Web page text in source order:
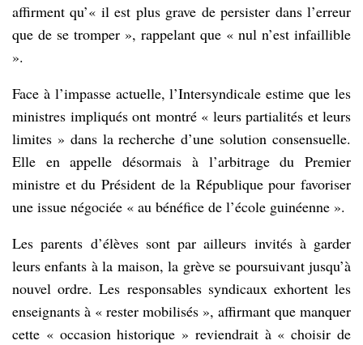
affirment qu’« il est plus grave de persister dans l’erreur
que de se tromper », rappelant que « nul n’est infaillible
».
Face à l’impasse actuelle, l’Intersyndicale estime que les
ministres impliqués ont montré « leurs partialités et leurs
limites » dans la recherche d’une solution consensuelle.
Elle en appelle désormais à l’arbitrage du Premier
ministre et du Président de la République pour favoriser
une issue négociée « au bénéfice de l’école guinéenne ».
Les parents d’élèves sont par ailleurs invités à garder
leurs enfants à la maison, la grève se poursuivant jusqu’à
nouvel ordre. Les responsables syndicaux exhortent les
enseignants à « rester mobilisés », affirmant que manquer
cette « occasion historique » reviendrait à « choisir de